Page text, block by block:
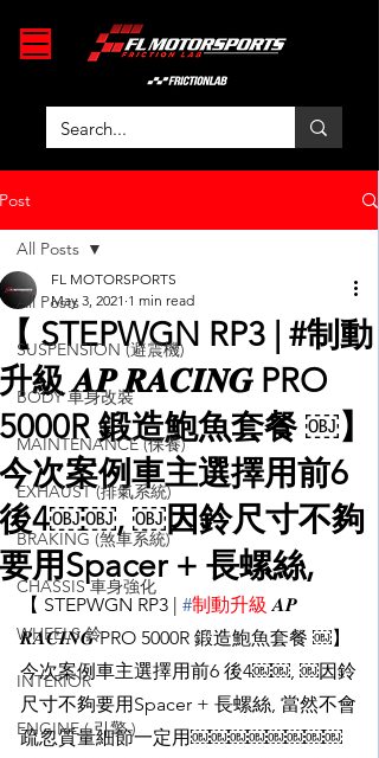
Post
All Posts
SUSPENSION (避震機)
BODY 車身改裝
MAINTENANCE (保養)
EXHAUST (排氣系統)
BRAKING (煞車系統)
CHASSIS 車身強化
WHEELS 鈴
INTERIOR
ENGINE ( 引擎 )
All Posts
【 STEPWGN RP3 | #制動
升級 𝑨𝑷 𝑹𝑨𝑪𝑰𝑵𝑮 PRO
5000R 鍛造鮑魚套餐 ￼】
今次案例車主選擇用前6
後4￼￼, ￼因鈴尺寸不夠
要用Spacer + 長螺絲,
FL MOTORSPORTS
May 3, 2021 1 min read
【 STEPWGN RP3 | #制動升級 𝑨𝑷
𝑹𝑨𝑪𝑰𝑵𝑮 PRO 5000R 鍛造鮑魚套餐 ￼】
今次案例車主選擇用前6 後4￼￼, ￼因鈴
尺寸不夠要用Spacer + 長螺絲, 當然不會
疏忽質量細節一定用￼￼￼￼￼￼￼￼